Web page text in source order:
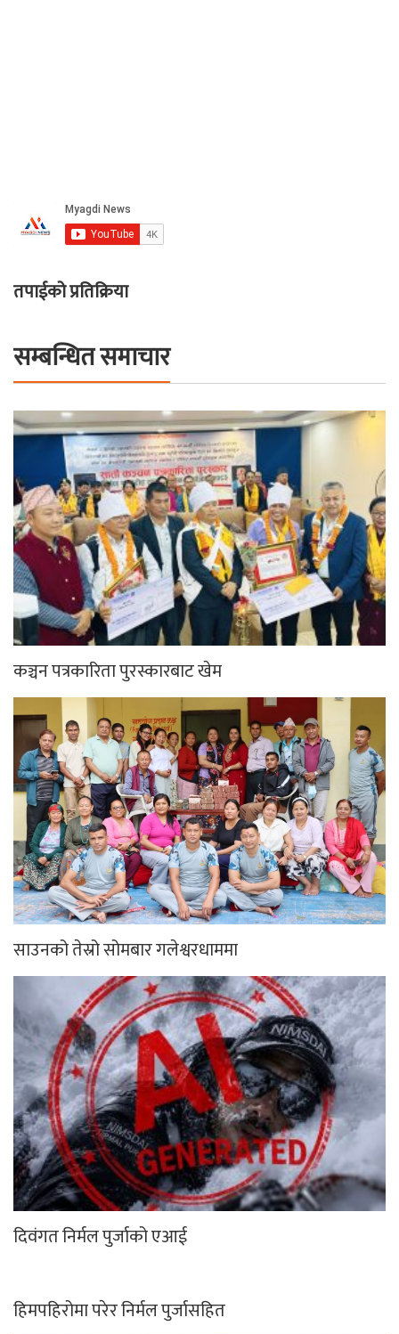
तपाईको प्रतिक्रिया
सम्बन्धित समाचार
कञ्चन पत्रकारिता पुरस्कारबाट खेम
साउनको तेस्रो सोमबार गलेश्वरधाममा
दिवंगत निर्मल पुर्जाको एआई
हिमपहिरोमा परेर निर्मल पुर्जासहित